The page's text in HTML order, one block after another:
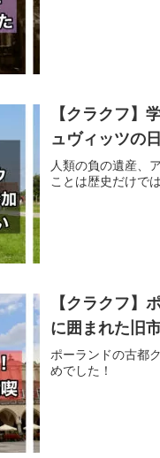
【クラクフ】
ュヴィッツの
人類の負の遺産、
ことは歴史だけで
【クラクフ】
に囲まれた旧
ポーランドの古都
めでした！